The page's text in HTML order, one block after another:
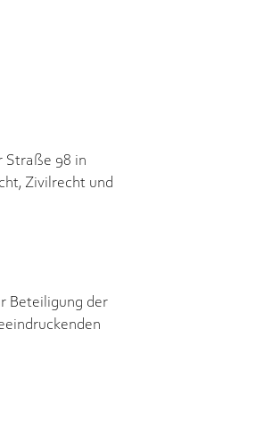
Straße 98 in
Zivilrecht und
Beteiligung der